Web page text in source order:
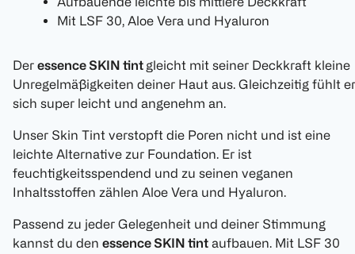
Mit LSF 30, Aloe Vera und Hyaluron
Der essence SKIN tint gleicht mit seiner Deckkraft kleine
Unregelmäßigkeiten deiner Haut aus. Gleichzeitig fühlt er
sich super leicht und angenehm an.
Unser Skin Tint verstopft die Poren nicht und ist eine
leichte Alternative zur Foundation. Er ist
feuchtigkeitsspendend und zu seinen veganen
Inhaltsstoffen zählen Aloe Vera und Hyaluron.
Passend zu jeder Gelegenheit und deiner Stimmung
kannst du den essence SKIN tint aufbauen. Mit LSF 30